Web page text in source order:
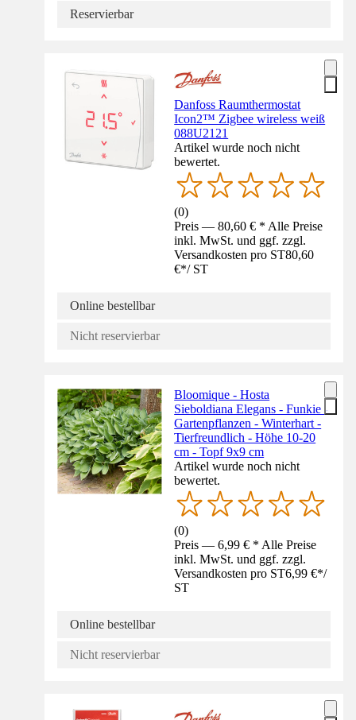
Reservierbar
Danfoss Raumthermostat
Icon2™ Zigbee wireless weiß
088U2121
Artikel wurde noch nicht
bewertet.
(0)
Preis — 80,60 € * Alle Preise
inkl. MwSt. und ggf. zzgl.
Versandkosten pro ST80,60
€*/ ST
Online bestellbar
Nicht reservierbar
Bloomique - Hosta
Sieboldiana Elegans - Funkie -
Gartenpflanzen - Winterhart -
Tierfreundlich - Höhe 10-20
cm - Topf 9x9 cm
Artikel wurde noch nicht
bewertet.
(0)
Preis — 6,99 € * Alle Preise
inkl. MwSt. und ggf. zzgl.
Versandkosten pro ST6,99 €*/
ST
Online bestellbar
Nicht reservierbar